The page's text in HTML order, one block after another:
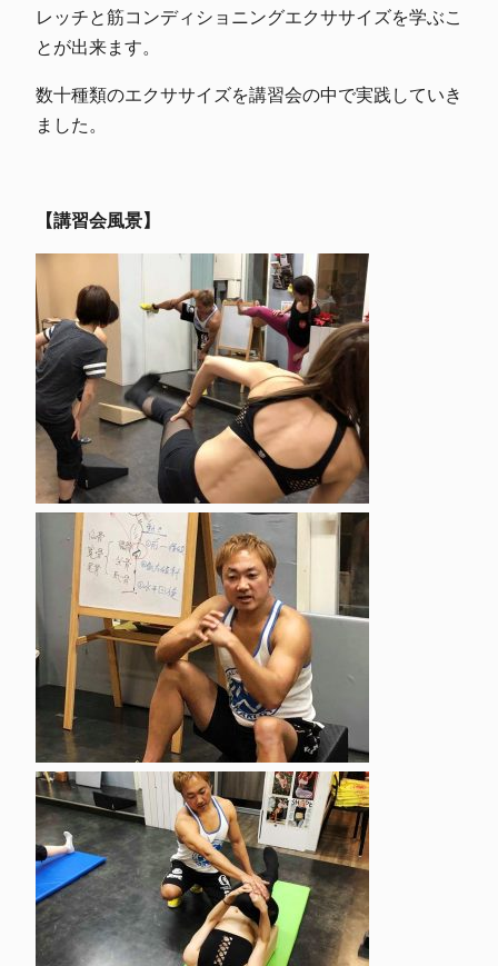
レッチと筋コンディショニングエクササイズを学ぶこ
とが出来ます。
数十種類のエクササイズを講習会の中で実践していき
ました。
【講習会風景】